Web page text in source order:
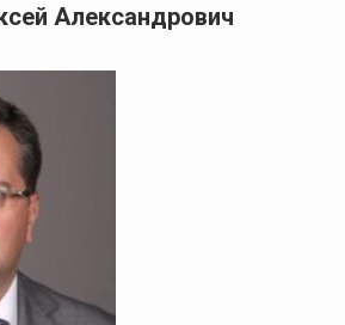
Александрович